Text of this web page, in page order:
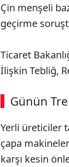
Çin menşeli
geçirme
Ticaret
İlişkin Tebliğ,
Günün
00:02 / 09:08
Yerli üreticiler
çapa
karşı kesin